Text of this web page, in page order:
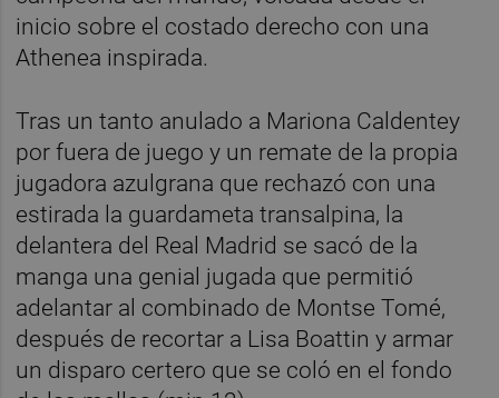
inicio sobre el costado derecho con una
Athenea inspirada.
Tras un tanto anulado a Mariona Caldentey
por fuera de juego y un remate de la propia
jugadora azulgrana que rechazó con una
estirada la guardameta transalpina, la
delantera del Real Madrid se sacó de la
manga una genial jugada que permitió
adelantar al combinado de Montse Tomé,
después de recortar a Lisa Boattin y armar
un disparo certero que se coló en el fondo